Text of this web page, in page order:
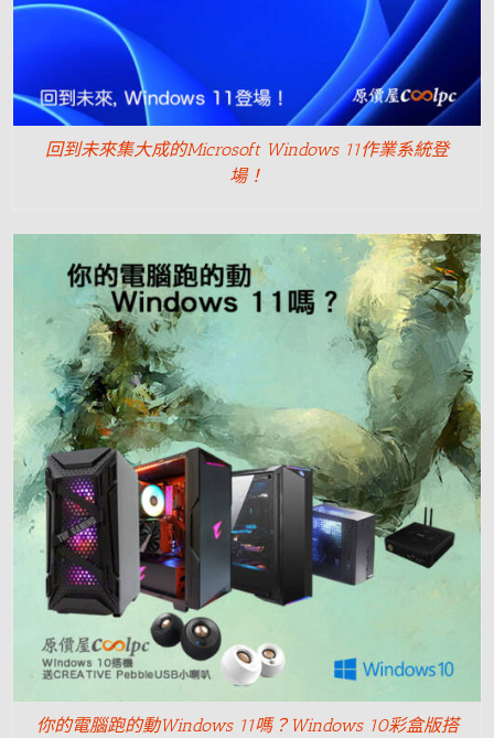
回到未來集大成的Microsoft Windows 11作業系統登
場！
你的電腦跑的動Windows 11嗎？Windows 10彩盒版搭